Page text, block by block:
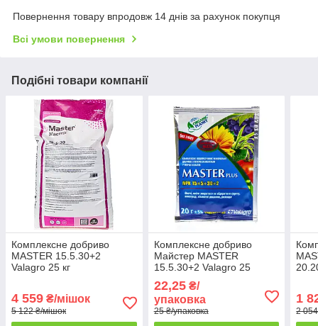
Повернення товару впродовж 14 днів за рахунок покупця
Всі умови повернення
Подібні товари компанії
Комплексне добриво
MASTER 15.5.30+2
Valagro 25 кг
4 559 ₴/мішок
5 122 ₴/мішок
Комплексне добриво
Майстер MASTER
15.5.30+2 Valagro 25
22,25₴/
упаковка
25 ₴/упаковка
1
2